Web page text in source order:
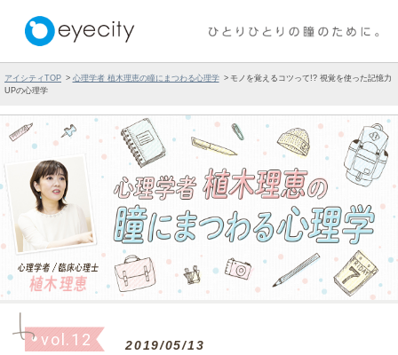
アイシティTOP 心理学者 植木理恵の瞳にまつわる心理学
モノを覚えるコツって!? 視覚を使った記憶力
UPの心理学
vol.12 2019/05/13
モノを覚えるコツって!? 視覚を
使った記憶力UPの心理学